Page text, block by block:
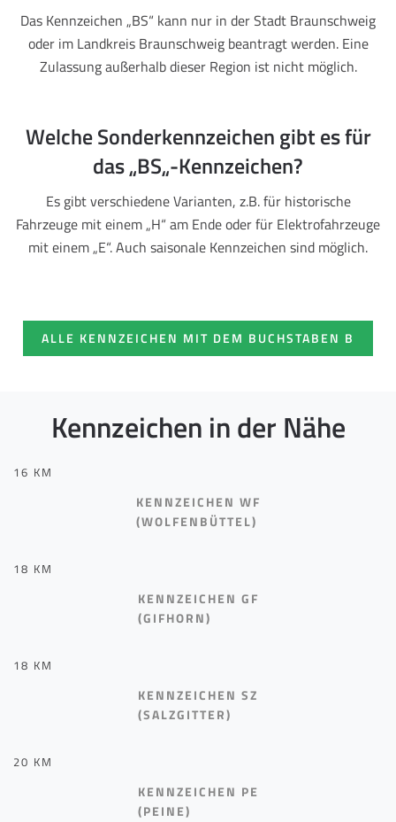
Das Kennzeichen „BS“ kann nur in der Stadt Braunschweig
oder im Landkreis Braunschweig beantragt werden. Eine
Zulassung außerhalb dieser Region ist nicht möglich.
Welche Sonderkennzeichen gibt es für
das „BS„-Kennzeichen?
Es gibt verschiedene Varianten, z.B. für historische
Fahrzeuge mit einem „H“ am Ende oder für Elektrofahrzeuge
mit einem „E“. Auch saisonale Kennzeichen sind möglich.
ALLE KENNZEICHEN MIT DEM BUCHSTABEN B
Kennzeichen in der Nähe
16 KM
KENNZEICHEN WF
(WOLFENBÜTTEL)
18 KM
KENNZEICHEN GF
(GIFHORN)
18 KM
KENNZEICHEN SZ
(SALZGITTER)
20 KM
KENNZEICHEN PE
(PEINE)